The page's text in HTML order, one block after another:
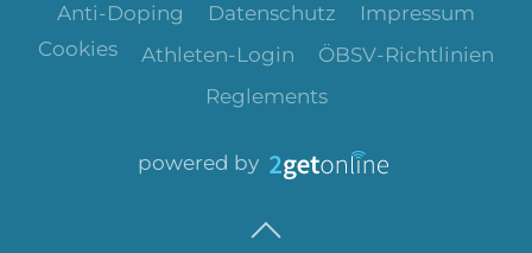
Anti-Doping Datenschutz
Impressum
Cookies
Athleten-Login
ÖBSV-Richtlinien
Reglements
powered by